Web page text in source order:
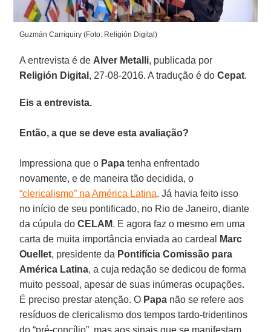
Guzmán Carriquiry (Foto: Religión Digital)
A entrevista é deAlver Metalli, publicada por
Religión Digital , 27-08-2016. A tradução é doCepat.
Eis a entrevista.
Então, a que se deve esta avaliação?
Impressiona que o Papa tenha enfrentado
novamente, e de maneira tão decidida, o
“clericalismo” na América Latina. Já havia feito isso
no início de seu pontificado, no Rio de Janeiro, diante
da cúpula doCELAM. E agora faz o mesmo em uma
carta de muita importância enviada ao cardeal
Marc
Ouellet, presidente da Pontifícia Comissão para
América Latina, a cuja redação se dedicou de forma
muito pessoal, apesar de suas inúmeras ocupações.
É preciso prestar atenção. O Papa não se refere aos
resíduos de clericalismo dos tempos tardo-tridentinos